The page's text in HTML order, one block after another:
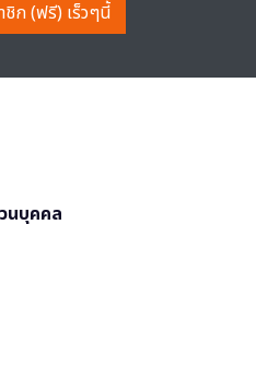
ก (ฟรี) เร็วๆนี้
นบุคคล